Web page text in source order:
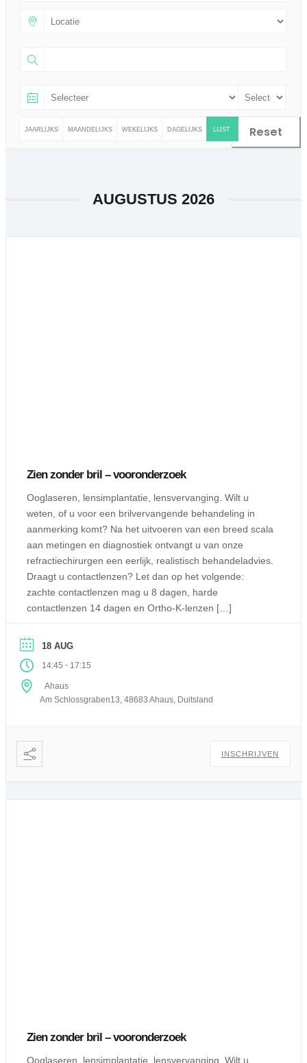
Reset
JAARLIJKS MAANDELIJKS WEKELIJKS DAGELIJKS LIJST
AUGUSTUS 2026
Zien zonder bril – vooronderzoek
Ooglaseren, lensimplantatie, lensvervanging. Wilt u
weten, of u voor een brilvervangende behandeling in
aanmerking komt? Na het uitvoeren van een breed scala
aan metingen en diagnostiek ontvangt u van onze
refractiechirurgen een eerlijk, realistisch behandeladvies.
Draagt u contactlenzen? Let dan op het volgende:
zachte contactlenzen mag u 8 dagen, harde
contactlenzen 14 dagen en Ortho-K-lenzen […]
18 AUG
14:45 - 17:15
Ahaus
Am Schlossgraben13, 48683 Ahaus, Duitsland
INSCHRIJVEN
Zien zonder bril – vooronderzoek
Ooglaseren, lensimplantatie, lensvervanging. Wilt u